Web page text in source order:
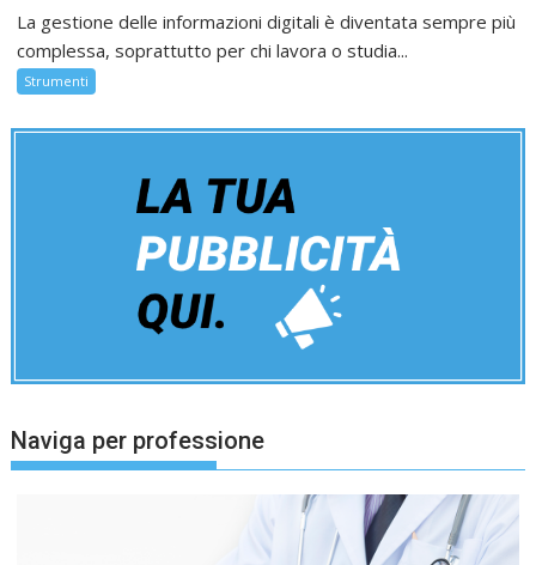
La gestione delle informazioni digitali è diventata sempre più
complessa, soprattutto per chi lavora o studia...
Strumenti
Naviga per professione